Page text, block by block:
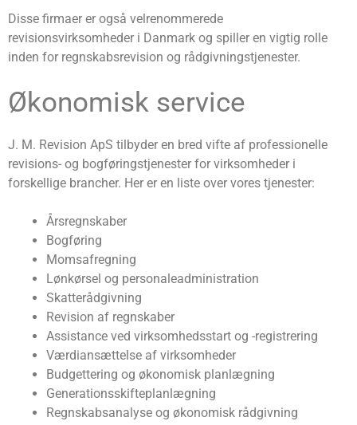
Disse firmaer er også velrenommerede
revisionsvirksomheder i Danmark og spiller en vigtig rolle
inden for regnskabsrevision og rådgivningstjenester.
Økonomisk service
J. M. Revision ApS tilbyder en bred vifte af professionelle
revisions- og bogføringstjenester for virksomheder i
forskellige brancher. Her er en liste over vores tjenester:
Årsregnskaber
Bogføring
Momsafregning
Lønkørsel og personaleadministration
Skatterådgivning
Revision af regnskaber
Assistance ved virksomhedsstart og -registrering
Værdiansættelse af virksomheder
Budgettering og økonomisk planlægning
Generationsskifteplanlægning
Regnskabsanalyse og økonomisk rådgivning